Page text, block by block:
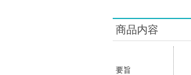
商品内容
要旨